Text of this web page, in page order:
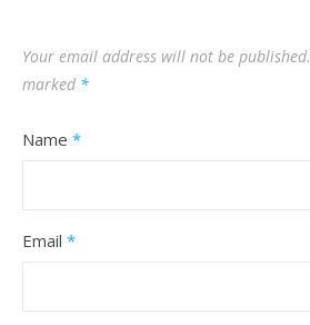
Your email address will not be published.
marked *
Name *
Email *